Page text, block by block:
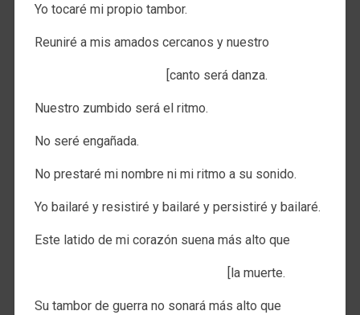
Yo tocaré mi propio tambor.
Reuniré a mis amados cercanos y nuestro
[canto será danza.
Nuestro zumbido será el ritmo.
No seré engañada.
No prestaré mi nombre ni mi ritmo a su sonido.
Yo bailaré y resistiré y bailaré y persistiré y bailaré.
Este latido de mi corazón suena más alto que
[la muerte.
Su tambor de guerra no sonará más alto que